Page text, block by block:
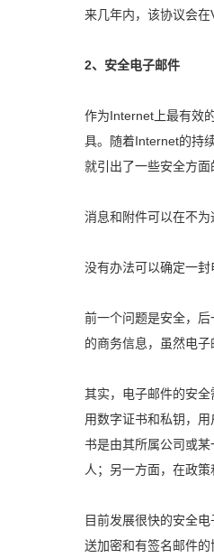
来几年内，该协议会在
2、安全电子邮件
作为Internet上最有效
具。随着Internet的持
就引出了一些安全方面
消息和附件可以在不为
没有办法可以确定一封
前一个问题是安全，
的商务信息，虽然电子
其实，电子邮件的安
用数字证书和私钥，
书是由其所属公司或
人；另一方面，在政
目前发展很快的安全
送加密和有签名邮件的